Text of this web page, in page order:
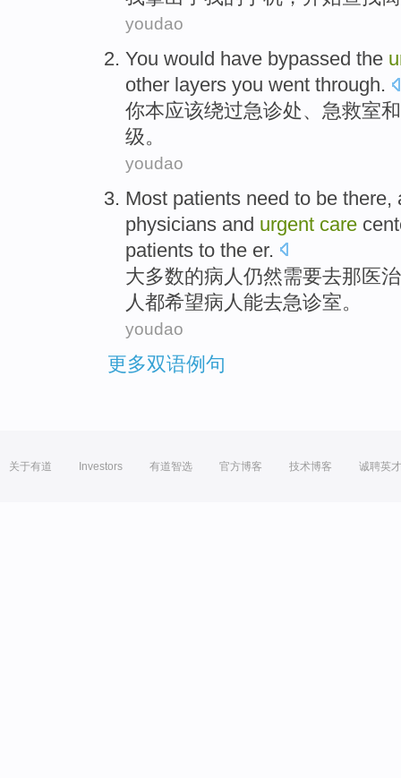
youdao
You would have bypassed the
other layers you went through.
你本应该绕过急诊处、 急救室和
级。
youdao
Most patients need to be there,
physicians and urgent care
patients to the er.
大多数的病人 仍然需要去那医治
人 都希望病人能去急诊室。
youdao
更多双语例句
关于有道 Investors 有道智选 官方博客 技术博客 诚聘英才